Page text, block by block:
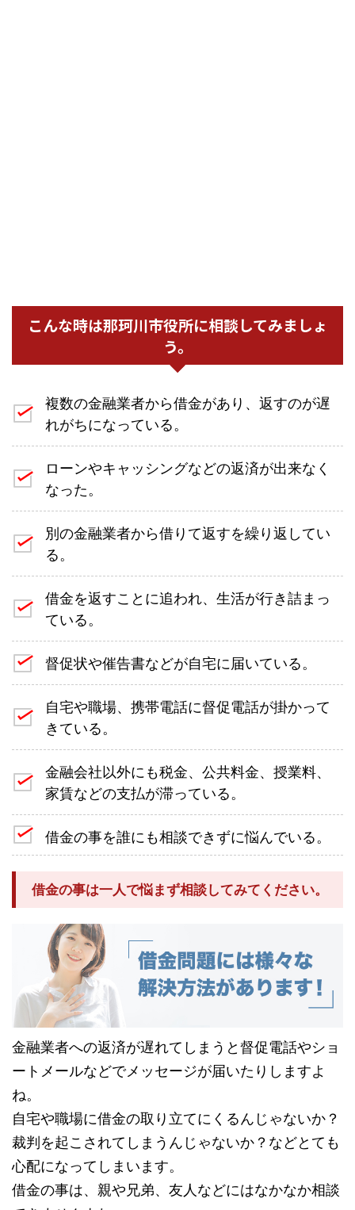
こんな時は那珂川市役所に相談してみましょ
う。
複数の金融業者から借金があり、返すのが遅
れがちになっている。
ローンやキャッシングなどの返済が出来なく
なった。
別の金融業者から借りて返すを繰り返してい
る。
借金を返すことに追われ、生活が行き詰まっ
ている。
督促状や催告書などが自宅に届いている。
自宅や職場、携帯電話に督促電話が掛かって
きている。
金融会社以外にも税金、公共料金、授業料、
家賃などの支払が滞っている。
借金の事を誰にも相談できずに悩んでいる。
借金の事は一人で悩まず相談してみてください。
金融業者への返済が遅れてしまうと督促電話やショ
ートメールなどでメッセージが届いたりしますよ
ね。
自宅や職場に借金の取り立てにくるんじゃないか？
裁判を起こされてしまうんじゃないか？などとても
心配になってしまいます。
借金の事は、親や兄弟、友人などにはなかなか相談